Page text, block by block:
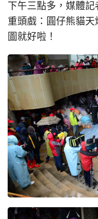
下午三點多，媒體
重頭戲：圓仔熊貓
圖就好啦！